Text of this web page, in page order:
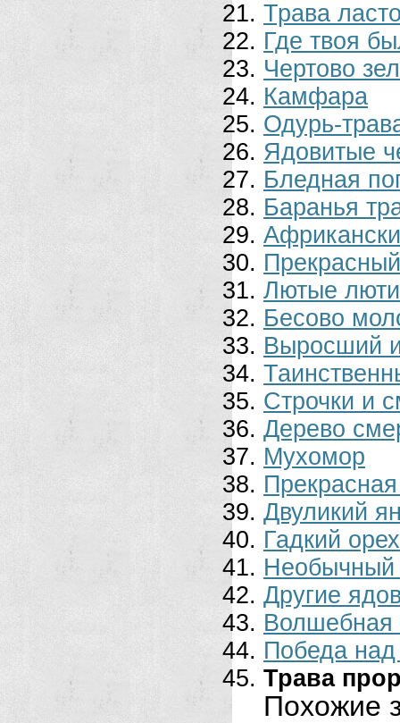
Трава
Где твоя
Чертово
Камфара
Одурь-
Ядовитые
Бледная
Баранья
Лютые
Бесово
Выросший
Строчки и
Дерево
Мухомор
Двуликий
Гадкий орех
Необычный
Другие
Волшебная
Победа
Трава
Похожие